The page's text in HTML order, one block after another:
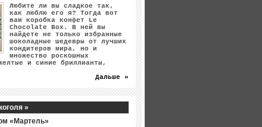
Любите ли вы сладкое так,
как люблю его я? Тогда вот
вам коробка конфет Le
Chocolate Box. В ней вы
найдете не только избранные
шоколадные шедевры от лучших
кондитеров мира, но и
множество роскошных
и синие бриллианты,
Дальше »
»
«Мартель»